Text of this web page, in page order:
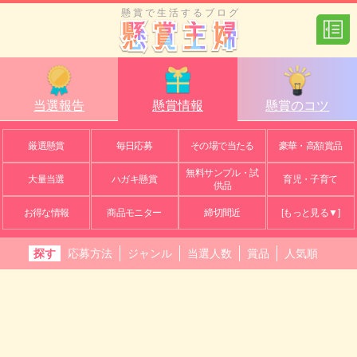
懸賞で生活するブログ
当選報告 懸賞情報 懸賞のコツ
厳選懸賞 毎日応募 その場で当たる 豪華・高額賞品
大量当選 ハガキ懸賞
無料サンプル・試
供品
育児・子育て
お得な情報 商品モニター 締切間近 [もっと見る▼]
探す 応募方法 ジャンル 当選人数 賞品 人気順